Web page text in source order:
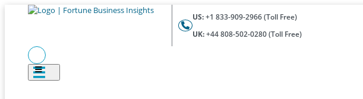
US:+1 833-909-2966 (Toll Free)
UK:+44 808-502-0280 (Toll Free)